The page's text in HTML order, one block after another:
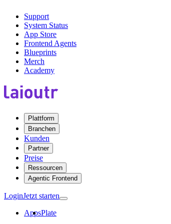
Support
System Status
App Store
Frontend Agents
Blueprints
Merch
Academy
Plattform
Branchen
Kunden
Partner
Preise
Ressourcen
Agentic Frontend
LoginJetzt starten
AppsPlate